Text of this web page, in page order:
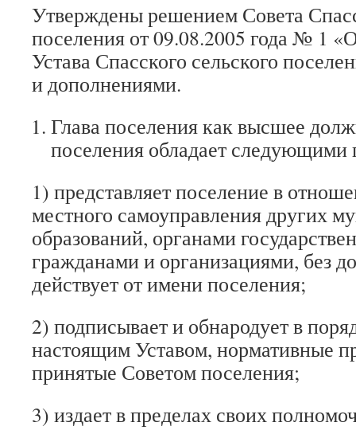
Утверждены решением Совета
поселения от 09.08.2005 года № 1
Устава Спасского сельского
и дополнениями.
Глава поселения как высшее
поселения обладает
1) представляет поселение в
местного самоуправления других
образований, органами
гражданами и организациями, без
действует от имени поселения;
2) подписывает и обнародует в
настоящим Уставом, нормативные
принятые Советом поселения;
3) издает в пределах своих